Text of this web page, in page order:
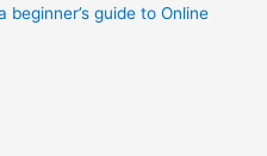
guide to Online